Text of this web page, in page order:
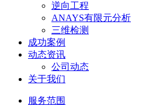
逆向工程
ANAYS有限元分析
三维检测
成功案例
动态资讯
公司动态
关于我们
服务范围